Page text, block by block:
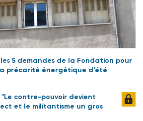
5 demandes de la Fondation pour
précarité énergétique d’été
contre-pouvoir devient
et le militantisme un gros